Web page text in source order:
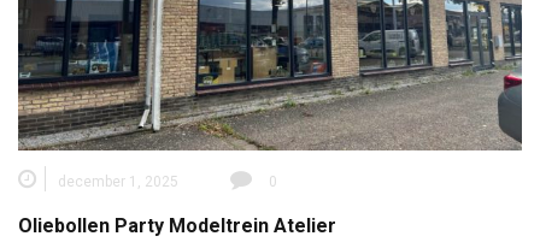
december 1, 2025 0
Oliebollen Party Modeltrein Atelier